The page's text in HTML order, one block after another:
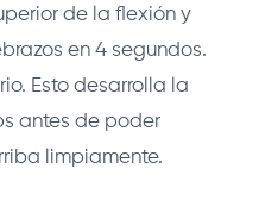
de la flexión y
en 4 segundos.
Esto desarrolla la
antes de poder
limpiamente.